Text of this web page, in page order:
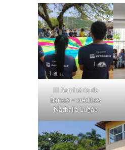
III Seminário de
Barcos – créditos:
Nathália Lugão